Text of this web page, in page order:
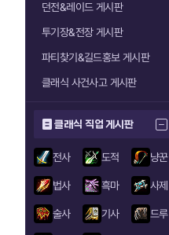
던전&레이드 게시판
투기장&전장 게시판
파티찾기&길드홍보 게시판
클래식 사건사고 게시판
클래식 직업 게시판
전사 도적 냥꾼
법사 흑마 사제
술사 기사 드루